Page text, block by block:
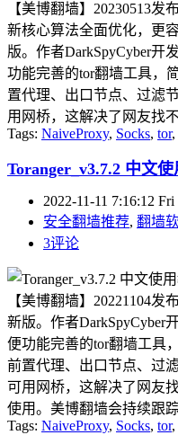
【美博翻墙】20230513发
新核心算法全面优化，更
版。作者DarkSpyCyber开
功能完善的tor翻墙工具，
置代理、出口节点、过滤
用网桥，这解决了网友找
Tags: NaiveProxy, Socks, tor,
Toranger_v3.7.2 中文使
2022-11-11 7:16:12 Fri
安全翻墙推荐, 翻墙
3评论
【美博翻墙】20221104发
新版。作者DarkSpyCyber
便功能完善的tor翻墙工具
前置代理、出口节点、过
可用网桥，这解决了网友
使用。美博翻墙会持续跟
Tags: NaiveProxy, Socks, tor,